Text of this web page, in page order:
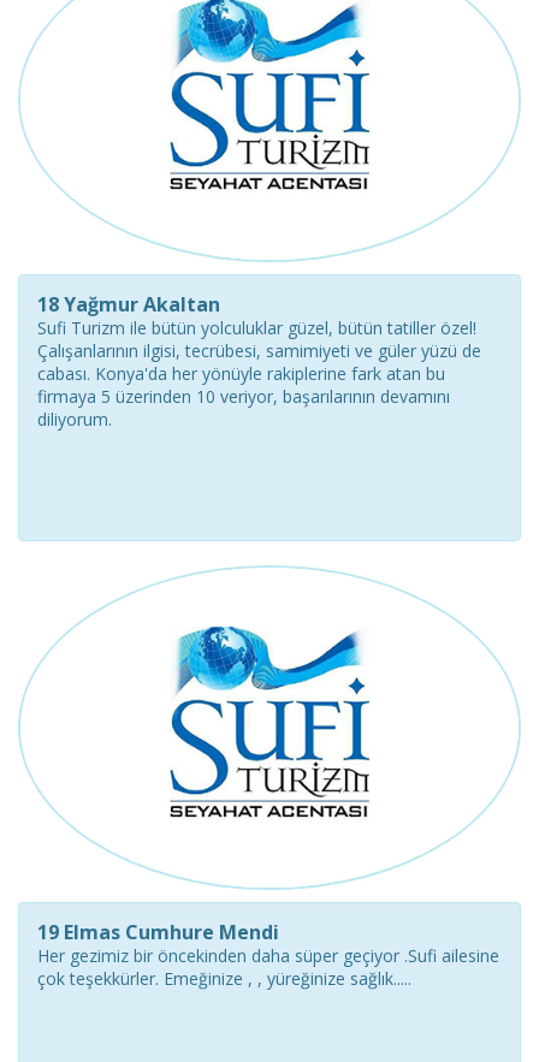
18 Yağmur Akaltan
Sufi Turizm ile bütün yolculuklar güzel, bütün tatiller özel!
Çalışanlarının ilgisi, tecrübesi, samimiyeti ve güler yüzü de
cabası. Konya'da her yönüyle rakiplerine fark atan bu
firmaya 5 üzerinden 10 veriyor, başarılarının devamını
diliyorum.
19 Elmas Cumhure Mendi
Her gezimiz bir öncekinden daha süper geçiyor .Sufi ailesine
çok teşekkürler. Emeğinize , , yüreğinize sağlık.....